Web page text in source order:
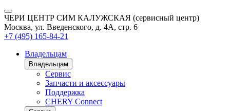
ЧЕРИ ЦЕНТР СИМ КАЛУЖСКАЯ (сервисный центр)
Москва, ул. Введенского, д. 4А, стр. 6
+7 (495) 165-84-21
Владельцам
Владельцам
Сервис
Запчасти и аксессуары
Поддержка
CHERY Connect